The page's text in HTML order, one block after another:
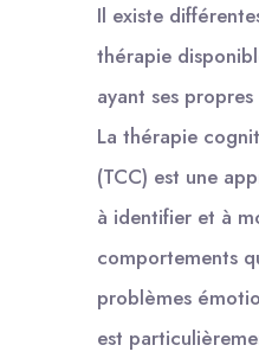
Il existe
thérapie
ayant ses
La thérapie
(TCC) est une
à identifier et à
comportements
problèmes
est